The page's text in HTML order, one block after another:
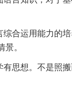
综合运用能力的
景。
有思想。不是照